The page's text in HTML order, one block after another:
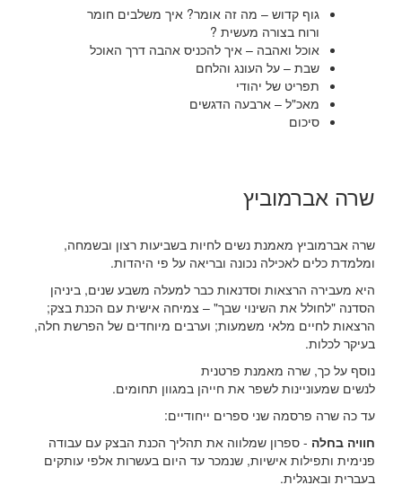
גוף קדוש – מה זה אומר? איך משלבים חומר
ורוח בצורה מעשית ?
אוכל ואהבה – איך להכניס אהבה דרך האוכל
שבת – על העונג והלחם
תפריט של יהודי
מאכ"ל – ארבעה הדגשים
סיכום
שרה אברמוביץ
שרה אברמוביץ מאמנת נשים לחיות בשביעות רצון ובשמחה,
ומלמדת כלים לאכילה נכונה ובריאה על פי היהדות.
היא מעבירה הרצאות וסדנאות כבר למעלה משבע שנים, ביניהן
הסדנה "לחולל את השינוי שבך" – צמיחה אישית עם הכנת בצק;
הרצאות לחיים מלאי משמעות; וערבים מיוחדים של הפרשת חלה,
בעיקר לכלות.
נוסף על כך, שרה מאמנת פרטנית
לנשים שמעוניינות לשפר את חייהן במגוון תחומים.
עד כה שרה פרסמה שני ספרים ייחודיים:
חוויה בחלה - ספרון שמלווה את תהליך הכנת הבצק עם עבודה
פנימית ותפילות אישיות, שנמכר עד היום בעשרות אלפי עותקים
בעברית ובאנגלית.